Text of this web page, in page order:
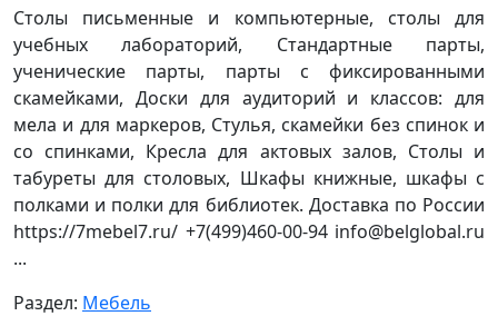
Столы письменные и компьютерные, столы для
учебных лабораторий, Стандартные парты,
ученические парты, парты с фиксированными
скамейками, Доски для аудиторий и классов: для
мела и для маркеров, Стулья, скамейки без спинок и
со спинками, Кресла для актовых залов, Столы и
табуреты для столовых, Шкафы книжные, шкафы с
полками и полки для библиотек. Доставка по России
https://7mebel7.ru/ +7(499)460-00-94 info@belglobal.ru
...
Раздел: Мебель